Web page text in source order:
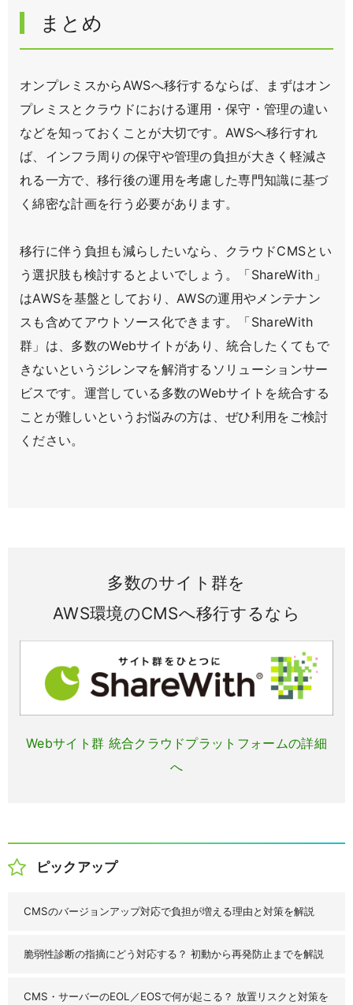
ピックアップ
CMSのバージョンアップ対応で負担が増える理由と対策を解説
脆弱性診断の指摘にどう対応する？ 初動から再発防止までを解説
CMS・サーバーのEOL／EOSで何が起こる？ 放置リスクと対策を
まとめ
オンプレミスからAWSへ移行するならば、まずはオン
プレミスとクラウドにおける運用・保守・管理の違い
などを知っておくことが大切です。AWSへ移行すれ
ば、インフラ周りの保守や管理の負担が大きく軽減さ
れる一方で、移行後の運用を考慮した専門知識に基づ
く綿密な計画を行う必要があります。
移行に伴う負担も減らしたいなら、クラウドCMSとい
う選択肢も検討するとよいでしょう。「ShareWith」
はAWSを基盤としており、AWSの運用やメンテナン
スも含めてアウトソース化できます。「ShareWith
群」は、多数のWebサイトがあり、統合したくてもで
きないというジレンマを解消するソリューションサー
ビスです。運営している多数のWebサイトを統合する
ことが難しいというお悩みの方は、ぜひ利用をご検討
ください。
多数のサイト群を
AWS環境のCMSへ移行するなら
Webサイト群 統合クラウドプラットフォームの詳細
へ